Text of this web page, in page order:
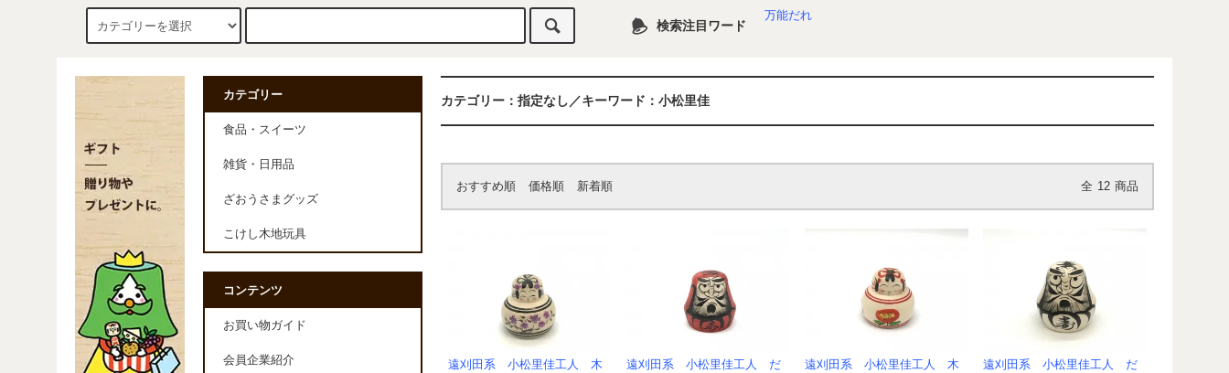
検索注目ワード
万能だれ
カテゴリー：指定なし／キーワード：小松里佳
おすすめ順 価格順 新着順 全 12 商品
遠刈田系 小松里佳工人 木
遠刈田系 小松里佳工人 だ
遠刈田系 小松里佳工人 木
遠刈田系 小松里佳工人 だ
カテゴリー
食品・スイーツ
雑貨・日用品
ざおうさまグッズ
こけし木地玩具
コンテンツ
お買い物ガイド
会員企業紹介